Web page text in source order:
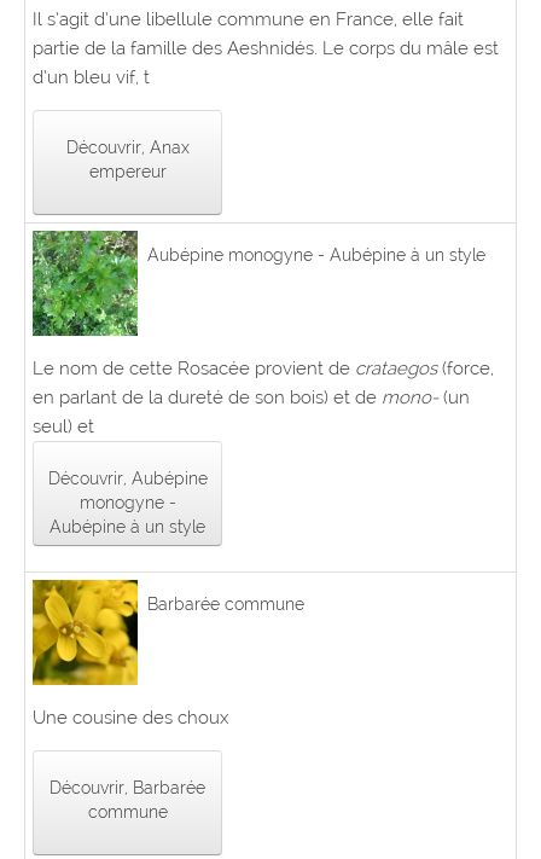
Il s’agit d’une libellule commune en France, elle fait
partie de la famille des Aeshnidés. Le corps du mâle est
d’un bleu vif, t
Découvrir, Anax
empereur
Aubépine monogyne - Aubépine à un style
Le nom de cette Rosacée provient de crataegos(force,
en parlant de la dureté de son bois) et de mono-(un
seul) et
Découvrir, Aubépine
monogyne -
Aubépine à un style
Barbarée commune
Une cousine des choux
Découvrir, Barbarée
commune